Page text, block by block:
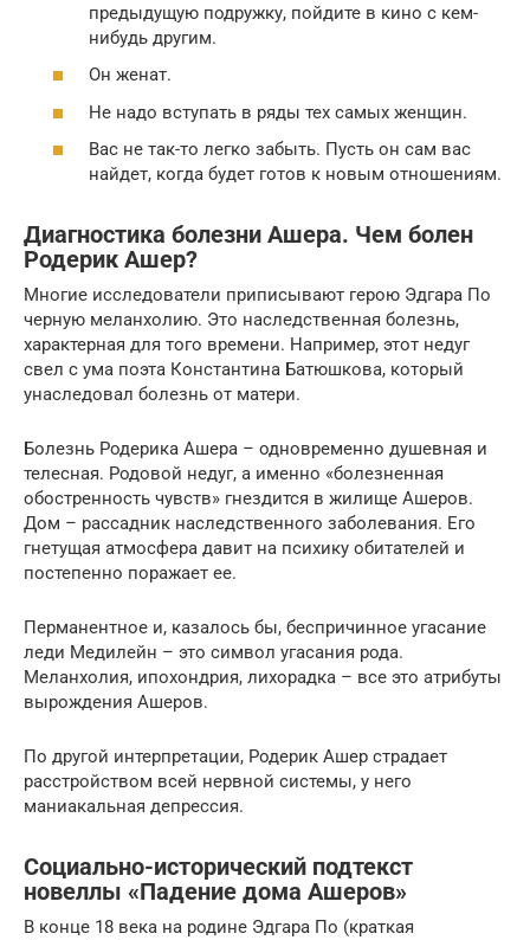
предыдущую подружку, пойдите в кино с кем-
нибудь другим.
Он женат.
Не надо вступать в ряды тех самых женщин.
Вас не так-то легко забыть. Пусть он сам вас
найдет, когда будет готов к новым отношениям.
Диагностика болезни Ашера. Чем болен
Родерик Ашер?
Многие исследователи приписывают герою Эдгара По
черную меланхолию. Это наследственная болезнь,
характерная для того времени. Например, этот недуг
свел с ума поэта Константина Батюшкова, который
унаследовал болезнь от матери.
Болезнь Родерика Ашера – одновременно душевная и
телесная. Родовой недуг, а именно «болезненная
обостренность чувств» гнездится в жилище Ашеров.
Дом – рассадник наследственного заболевания. Его
гнетущая атмосфера давит на психику обитателей и
постепенно поражает ее.
Перманентное и, казалось бы, беспричинное угасание
леди Медилейн – это символ угасания рода.
Меланхолия, ипохондрия, лихорадка – все это атрибуты
вырождения Ашеров.
По другой интерпретации, Родерик Ашер страдает
расстройством всей нервной системы, у него
маниакальная депрессия.
Социально-исторический подтекст
новеллы «Падение дома Ашеров»
В конце 18 века на родине Эдгара По (краткая